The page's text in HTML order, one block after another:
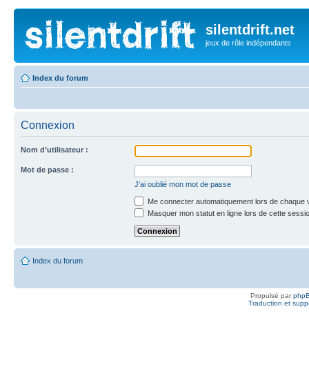
silentdrift.net
jeux de rôle indépendants
Index du forum
Connexion
Nom d’utilisateur :
Mot de passe :
J’ai oublié mon mot de passe
Me connecter automatiquement lors de chaque
Masquer mon statut en ligne lors de cette
Index du forum
Propulsé par
Traduction et